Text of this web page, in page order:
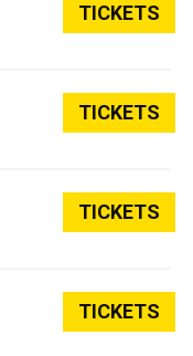
TICKETS
TICKETS
TICKETS
TICKETS